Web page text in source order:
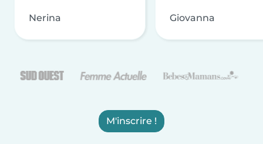
Nerina Giovanna
M'inscrire !